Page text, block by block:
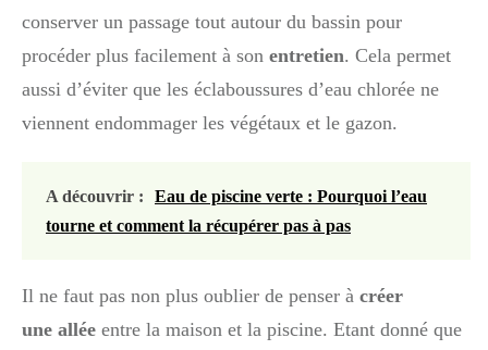
conserver un passage tout autour du bassin pour
procéder plus facilement à son entretien. Cela permet
aussi d’éviter que les éclaboussures d’eau chlorée ne
viennent endommager les végétaux et le gazon.
A découvrir :
Eau de piscine verte : Pourquoi l’eau
tourne et comment la récupérer pas à pas
Il ne faut pas non plus oublier de penser à créer
une allée entre la maison et la piscine. Etant donné que